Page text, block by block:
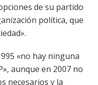
de su partido
política, que
«no hay ninguna
aunque en 2007 no
necesarios y la